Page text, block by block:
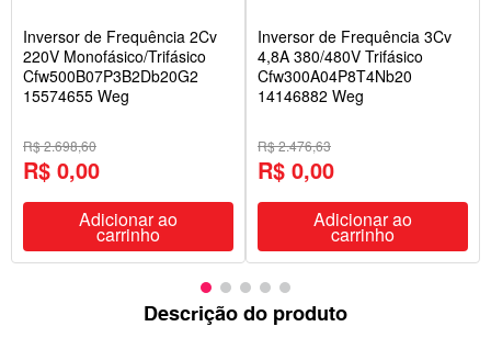
Inversor de Frequência 2Cv
220V Monofásico/Trifásico
Cfw500B07P3B2Db20G2
15574655 Weg
R$ 2.698,60
R$ 0,00
Adicionar ao
carrinho
Inversor de Frequência 3Cv
4,8A 380/480V Trifásico
Cfw300A04P8T4Nb20
14146882 Weg
R$ 2.476,63
R$ 0,00
Adicionar ao
carrinho
Descrição do produto